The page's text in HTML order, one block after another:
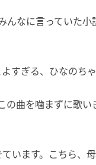
んなに言っていた
すぎる、ひなのちゃ
の曲を噛まずに歌
います。こちら、